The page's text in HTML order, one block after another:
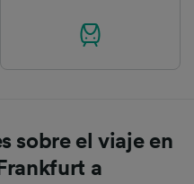
sobre el viaje en
a